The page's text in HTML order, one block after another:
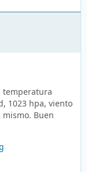
temperatura
1023 hpa, viento
Buen